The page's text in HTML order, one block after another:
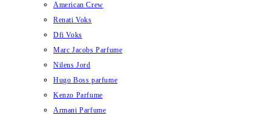
American Crew
Renati Voks
Dfi Voks
Marc Jacobs Parfume
Nilens Jord
Hugo Boss parfume
Kenzo Parfume
Armani Parfume